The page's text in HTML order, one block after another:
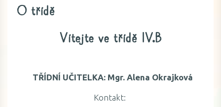
O třídě
Vítejte ve třídě IV.B
TŘÍDNÍ UČITELKA: Mgr. Alena Okrajková
Kontakt: